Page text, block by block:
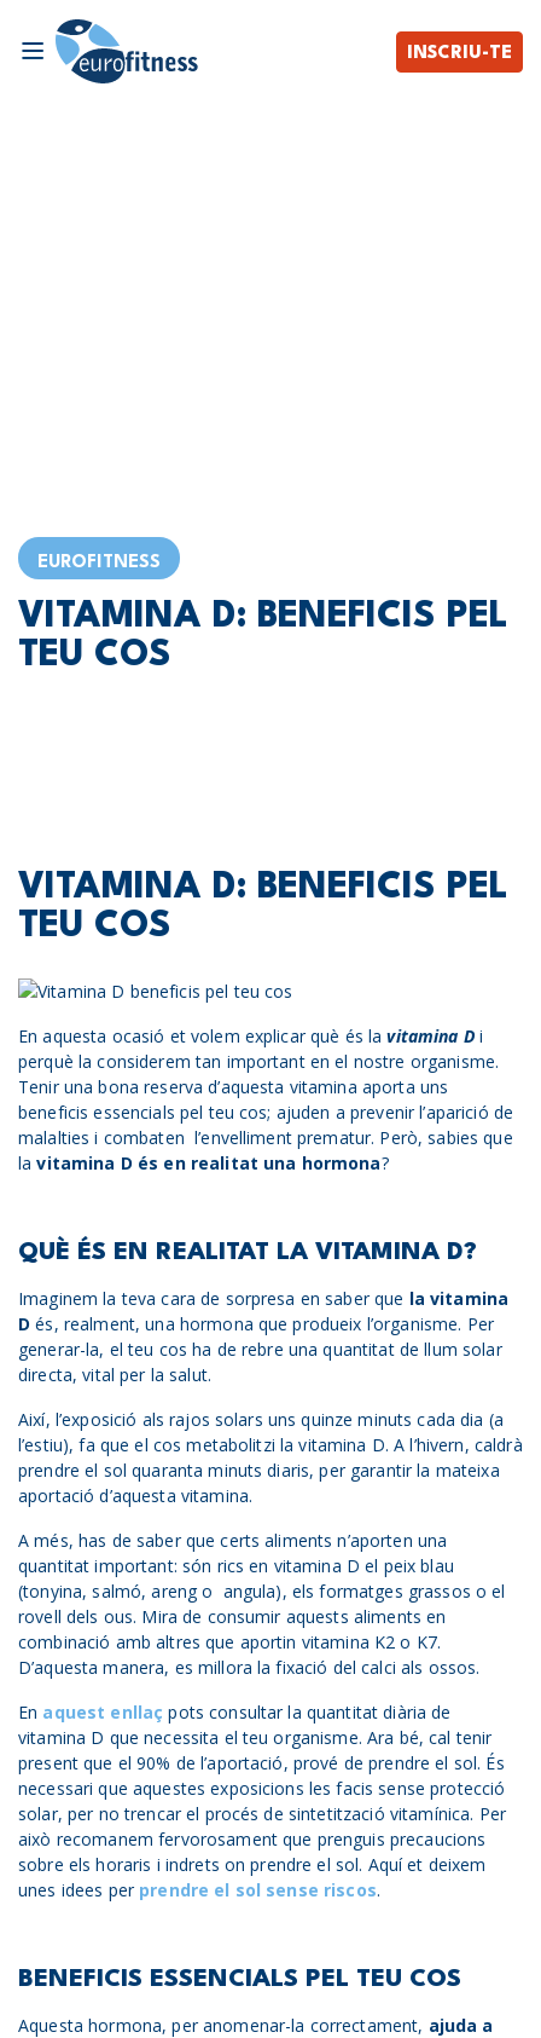
INSCRIU-TE
EUROFITNESS
VITAMINA D: BENEFICIS PEL
TEU COS
VITAMINA D: BENEFICIS PEL
TEU COS
En aquesta ocasió et volem explicar què és lavitamina Di
perquè la considerem tan important en el nostre organisme.
Tenir una bona reserva d’aquesta vitamina aporta uns
beneficis essencials pel teu cos; ajuden a prevenir l’aparició de
malalties i combaten l’envelliment prematur. Però, sabies que
lavitamina D és en realitat una hormona?
QUÈ ÉS EN REALITAT LA VITAMINA D?
Imaginem la teva cara de sorpresa en saber que la vitamina
D és, realment, una hormona que produeix l’organisme. Per
generar-la, el teu cos ha de rebre una quantitat de llum solar
directa, vital per la salut.
Així, l’exposició als rajos solars uns quinze minuts cada dia (a
l’estiu), fa que el cos metabolitzi la vitamina D. A l’hivern, caldrà
prendre el sol quaranta minuts diaris, per garantir la mateixa
aportació d’aquesta vitamina.
A més, has de saber que certs aliments n’aporten una
quantitat important: són rics en vitamina D el peix blau
(tonyina, salmó, areng o angula), els formatges grassos o el
rovell dels ous. Mira de consumir aquests aliments en
combinació amb altres que aportin vitamina K2 o K7.
D’aquesta manera, es millora la fixació del calci als ossos.
En aquest enllaç pots consultar la quantitat diària de
vitamina D que necessita el teu organisme. Ara bé, cal tenir
present que el 90% de l’aportació, prové de prendre el sol. És
necessari que aquestes exposicions les facis sense protecció
solar, per no trencar el procés de sintetització vitamínica. Per
això recomanem fervorosament que prenguis precaucions
sobre els horaris i indrets on prendre el sol. Aquí et deixem
unes idees per prendre el sol sense riscos.
BENEFICIS ESSENCIALS PEL TEU COS
Aquesta hormona, per anomenar-la correctament, ajuda a